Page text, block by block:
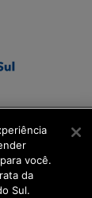
você.
da
Sul.